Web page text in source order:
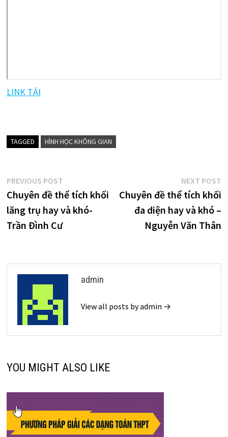
LINK TẢI
TAGGED HÌNH HỌC KHÔNG GIAN
Điều
hướng
bài
PREVIOUS POSTPrevious
post:
Chuyên đề thể tích khối
lăng trụ hay và khó-
Trần Đình Cư
NEXT POST
Chuyên đề thể tích khối
đa diện hay và khó –
Nguyễn Văn Thân
admin
View all posts by admin →
YOU MIGHT ALSO LIKE